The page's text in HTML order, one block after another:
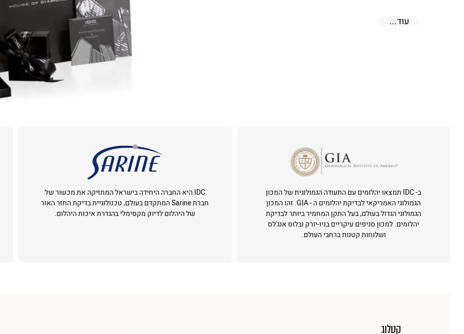
עוד...
ב- IDC תמצאו יהלומים עם התעודה הגמולוגית של המכון
הגמולוגי האמריקאי לבדיקת יהלומים ה - GIA. זהו המכון
הגמולוגי הגדול בעולם, בעל התקן המחמיר ביותר לבדיקת
יהלומים. למכון סניפים עיקריים בניו-יורק ובלוס אנג'לס
ושלוחות קטנות ברחבי העולם.
IDC היא החברה היחידה בישראל המחזיקה את מכשור של
חברת Sarine המתקדם בעולם, טכנולוגיית בדיקת החזר האור
של היהלום לדיוק מקסימלי בהגדרת איכות היהלום.
קטלוג